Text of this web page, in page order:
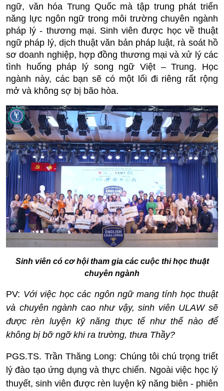
ngữ, văn hóa Trung Quốc mà tập trung phát triển
năng lực ngôn ngữ trong môi trường chuyên ngành
pháp lý - thương mại. Sinh viên được học về thuật
ngữ pháp lý, dịch thuật văn bản pháp luật, rà soát hồ
sơ doanh nghiệp, hợp đồng thương mại và xử lý các
tình huống pháp lý song ngữ Việt – Trung. Học
ngành này, các bạn sẽ có một lối đi riêng rất rộng
mở và không sợ bị bão hòa.
Sinh viên có cơ hội tham gia các cuộc thi học thuật
chuyên ngành
PV: Với việc học các ngôn ngữ mang tính học thuật
và chuyên ngành cao như vậy, sinh viên ULAW sẽ
được rèn luyện kỹ năng thực tế như thế nào để
không bị bỡ ngỡ khi ra trường, thưa Thầy?
PGS.TS. Trần Thăng Long: Chúng tôi chú trọng triết
lý đào tạo ứng dụng và thực chiến. Ngoài việc học lý
thuyết, sinh viên được rèn luyện kỹ năng biên - phiên